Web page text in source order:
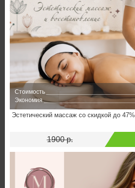
Стоимость
Экономия
Эстетический массаж со скидкой до 47%
1900 р.